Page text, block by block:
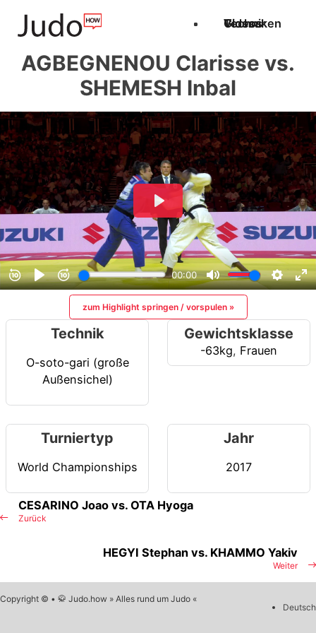
Techniken
Videos
Glossar
AGBEGNENOU Clarisse vs.
SHEMESH Inbal
zum Highlight springen / vorspulen »
Technik
O-soto-gari (große
Außensichel)
Gewichtsklasse
-63kg, Frauen
Turniertyp
World Championships
Jahr
2017
Zurück
CESARINO Joao vs. OTA Hyoga
Weiter
HEGYI Stephan vs. KHAMMO Yakiv
Copyright © • 🥋 Judo.how » Alles rund um Judo «
Deutsch